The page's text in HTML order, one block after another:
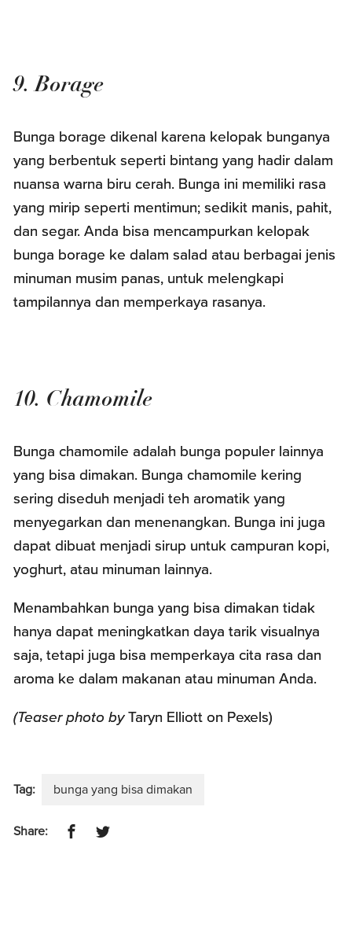
9. Borage
Bunga borage dikenal karena kelopak bunganya
yang berbentuk seperti bintang yang hadir dalam
nuansa warna biru cerah. Bunga ini memiliki rasa
yang mirip seperti mentimun; sedikit manis, pahit,
dan segar. Anda bisa mencampurkan kelopak
bunga borage ke dalam salad atau berbagai jenis
minuman musim panas, untuk melengkapi
tampilannya dan memperkaya rasanya.
10. Chamomile
Bunga chamomile adalah bunga populer lainnya
yang bisa dimakan. Bunga chamomile kering
sering diseduh menjadi teh aromatik yang
menyegarkan dan menenangkan. Bunga ini juga
dapat dibuat menjadi sirup untuk campuran kopi,
yoghurt, atau minuman lainnya.
Menambahkan bunga yang bisa dimakan tidak
hanya dapat meningkatkan daya tarik visualnya
saja, tetapi juga bisa memperkaya cita rasa dan
aroma ke dalam makanan atau minuman Anda.
(Teaser photo byTaryn Elliott on Pexels)
Tag: bunga yang bisa dimakan
Share: